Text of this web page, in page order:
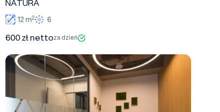
NATURA
12 m2 6
600 zł nettoza dzień
INSTANT